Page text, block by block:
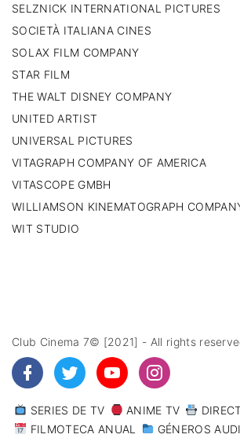
SELZNICK INTERNATIONAL PICTURES
SOCIETÀ ITALIANA CINES
SOLAX FILM COMPANY
STAR FILM
THE WALT DISNEY COMPANY
UNITED ARTIST
UNIVERSAL PICTURES
VITAGRAPH COMPANY OF AMERICA
VITASCOPE GMBH
WILLIAMSON KINEMATOGRAPH
WIT STUDIO
Club Cinema 7© [2021] - All rights
SERIES DE TV ANIME TV
FILMOTECA ANUAL
GÉNEROS